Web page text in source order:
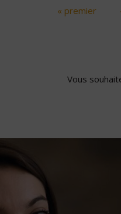
« premier
Vous